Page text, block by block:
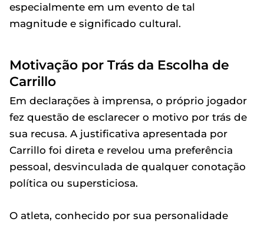
especialmente em um evento de tal
magnitude e significado cultural.
Motivação por Trás da Escolha de
Carrillo
Em declarações à imprensa, o próprio jogador
fez questão de esclarecer o motivo por trás de
sua recusa. A justificativa apresentada por
Carrillo foi direta e revelou uma preferência
pessoal, desvinculada de qualquer conotação
política ou supersticiosa.
O atleta, conhecido por sua personalidade